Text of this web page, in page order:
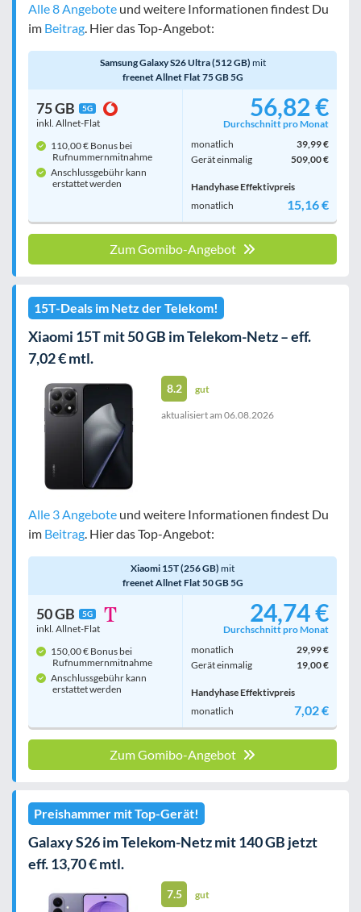
Alle 8 Angebote und weitere Informationen findest Du
im Beitrag. Hier das Top-Angebot:
Samsung Galaxy S26 Ultra (512 GB) mit
freenet Allnet Flat 75 GB 5G
75 GB 5G
inkl. Allnet-Flat
110,00 € Bonus bei
Rufnummern­mitnahme
Anschlussgebühr kann
erstattet werden
56,82 €
Durchschnitt pro Monat
monatlich
39,99 €
Gerät einmalig
509,00 €
Handyhase Effektivpreis
monatlich
15,16 €
Zum Gomibo-Angebot
15T-Deals im Netz der Telekom!
Xiaomi 15T mit 50 GB im Telekom-Netz – eff.
7,02 € mtl.
8.2 gut
aktualisiert am 06.08.2026
Alle 3 Angebote und weitere Informationen findest Du
im Beitrag. Hier das Top-Angebot:
Xiaomi 15T (256 GB) mit
freenet Allnet Flat 50 GB 5G
50 GB 5G
inkl. Allnet-Flat
150,00 € Bonus bei
Rufnummern­mitnahme
Anschlussgebühr kann
erstattet werden
24,74 €
Durchschnitt pro Monat
monatlich
29,99 €
Gerät einmalig
19,00 €
Handyhase Effektivpreis
monatlich
7,02 €
Zum Gomibo-Angebot
Preishammer mit Top-Gerät!
Galaxy S26 im Telekom-Netz mit 140 GB jetzt
eff. 13,70 € mtl.
7.5 gut